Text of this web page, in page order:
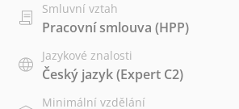
Smluvní vztah
Pracovní smlouva (HPP)
Jazykové znalosti
Český jazyk(Expert C2)
Minimální vzdělání